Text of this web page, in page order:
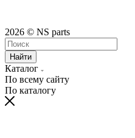
2026 © NS parts
Найти
Каталог
По всему сайту
По каталогу